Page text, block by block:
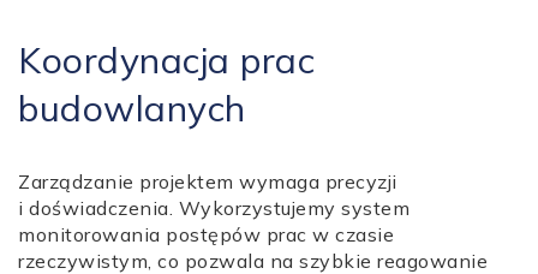
Koordynacja prac
budowlanych
Zarządzanie projektem wymaga precyzji
i doświadczenia. Wykorzystujemy system
monitorowania postępów prac w czasie
rzeczywistym, co pozwala na szybkie reagowanie